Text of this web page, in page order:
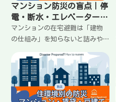
マンション防災の盲点｜停
電・断水・エレベーター停
止で生活が止まる順番
マンションの在宅避難は「建物
の仕組み」を知らないと詰みや
ーター停止、トイレやゴミ、情
報の入り方など盲点を整理し、
最初にやること（順番）を固定
して迷いを減らす。